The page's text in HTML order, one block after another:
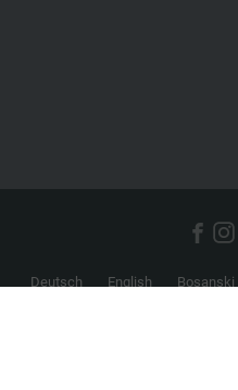
Deutsch English Bosanski